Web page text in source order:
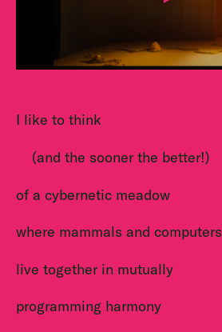
I like to think
(and the sooner the better!)
of a cybernetic meadow
where mammals and computers
live together in mutually
programming harmony